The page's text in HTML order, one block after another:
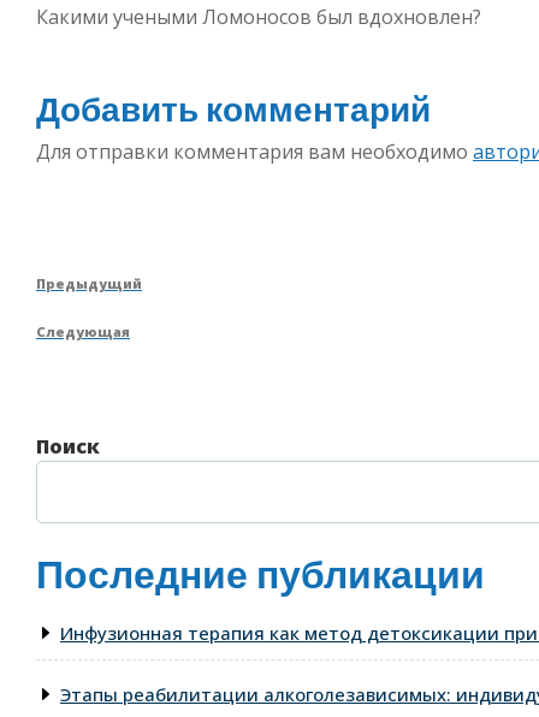
Какими учеными Ломоносов был вдохновлен?
Добавить комментарий
Для отправки комментария вам необходимо
Навигация
по
записям
Предыдущая
Предыдущий
Следующая
Следующая
Поиск
Последние публикации
Инфузионная терапия как метод детоксикации
Этапы реабилитации алкоголезависимых: